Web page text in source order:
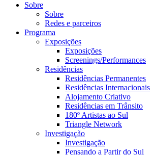
Sobre
Sobre
Redes e parceiros
Programa
Exposições
Exposições
Screenings/Performances
Residências
Residências Permanentes
Residências Internacionais
Alojamento Criativo
Residências em Trânsito
180º Artistas ao Sul
Triangle Network
Investigação
Investigação
Pensando a Partir do Sul